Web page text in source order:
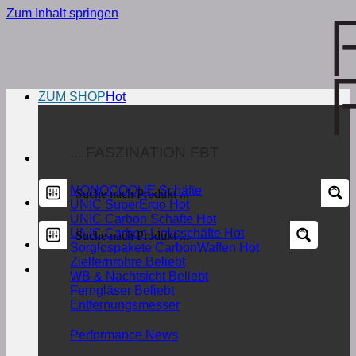
Zum Inhalt springen
ZUM SHOP
MONOCOQUE Schäfte
UNIC SuperErgo
UNIC Carbon Schäfte
UNIC Carbon Linksschäfte
Sorglospakete CarbonWaffen
Zielfernrohre
WB & Nachtsicht
Ferngläser
Entfernungsmesser
Performance News